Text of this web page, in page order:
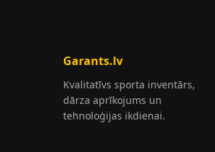
Garants.lv
Kvalitatīvs sporta inventārs,
dārza aprīkojums un
tehnoloģijas ikdienai.